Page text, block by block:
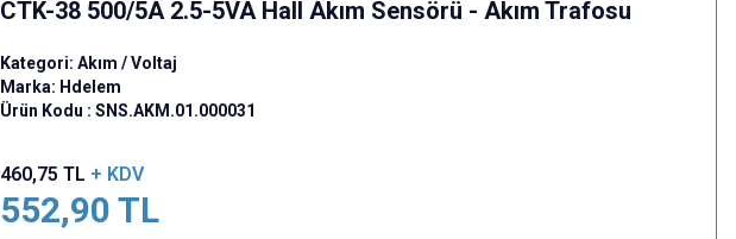
CTK-38 500/5A 2.5-5VA Hall Akım Sensörü - Akım Trafosu
Kategori: Akım / Voltaj
Marka: Hdelem
Ürün Kodu : SNS.AKM.01.000031
460,75 TL + KDV
552,90 TL